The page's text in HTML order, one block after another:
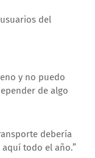
del
y no puedo
de algo
debería
todo el año.”